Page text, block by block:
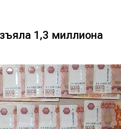
1,3 миллиона